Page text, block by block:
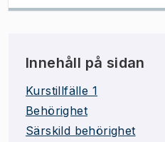
Innehåll på sidan
Kurstillfälle 1
Behörighet
Särskild behörighet